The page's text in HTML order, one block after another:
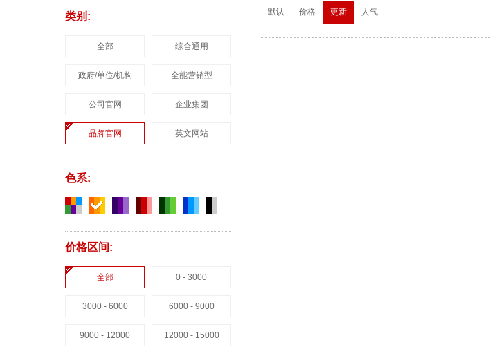
类别:
全部 综合通用
政府/单位/机构 全能营销型
公司官网 企业集团
品牌官网 英文网站
色系:
价格区间:
全部 0 - 3000
3000 - 6000 6000 - 9000
9000 - 12000 12000 - 15000
默认 价格 更新 人气